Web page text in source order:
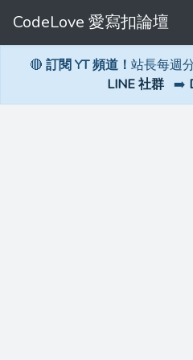
CodeLove 愛寫扣論壇
🔴 訂閱 YT 頻道！ 站長每週
LINE 社群 ➡️